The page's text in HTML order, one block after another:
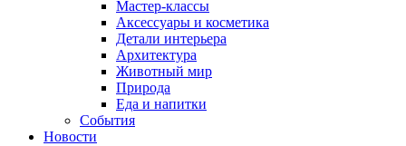
Мастер-классы
Аксессуары и косметика
Детали интерьера
Архитектура
Животный мир
Природа
Еда и напитки
События
Новости